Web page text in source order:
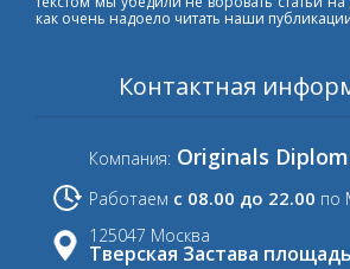
как очень надоело читать наши
Контактная
Компания: Originals
Работаем с 08.00 до 22.00 по
125047 Москва
Тверская Застава